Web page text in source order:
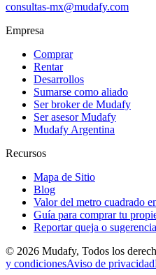
consultas-mx@mudafy.com
Empresa
Comprar
Rentar
Desarrollos
Sumarse como aliado
Ser broker de Mudafy
Ser asesor Mudafy
Mudafy Argentina
Recursos
Mapa de Sitio
Blog
Valor del metro cuadrado
Guía para comprar tu
Reportar queja o sugerencia
© 2026 Mudafy, Todos los
y condicionesAviso de privacidad